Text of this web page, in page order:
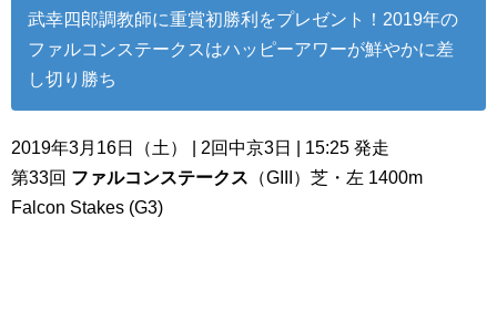
武幸四郎調教師に重賞初勝利をプレゼント！2019年の
ファルコンステークスはハッピーアワーが鮮やかに差
し切り勝ち
2019年3月16日（土） | 2回中京3日 | 15:25 発走
第33回 ファルコンステークス （GIII）芝・左 1400m
Falcon Stakes (G3)